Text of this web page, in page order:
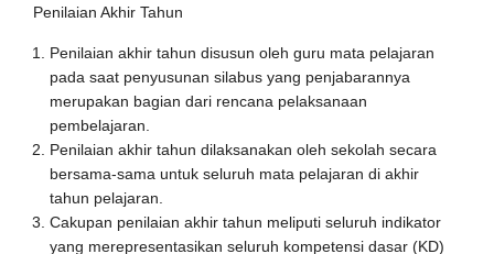
Penilaian Akhir Tahun
Penilaian akhir tahun disusun oleh guru mata pelajaran
pada saat penyusunan silabus yang penjabarannya
merupakan bagian dari rencana pelaksanaan
pembelajaran.
Penilaian akhir tahun dilaksanakan oleh sekolah secara
bersama-sama untuk seluruh mata pelajaran di akhir
tahun pelajaran.
Cakupan penilaian akhir tahun meliputi seluruh indikator
yang merepresentasikan seluruh kompetensi dasar (KD)